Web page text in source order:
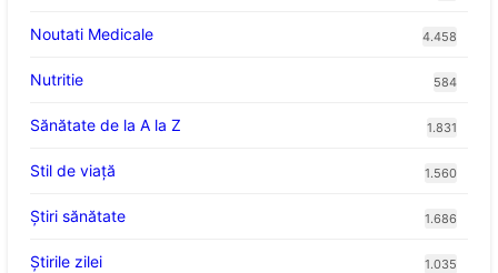
Noutati Medicale 4.458
Nutritie 584
Sănătate de la A la Z 1.831
Stil de viaţă 1.560
Ştiri sănătate 1.686
Știrile zilei 1.035